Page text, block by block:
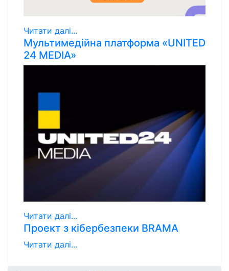
Читати далі...
Мультимедійна платформа «UNITED
24 MEDIA»
Читати далі...
Проект з кібербезпеки BRAMA
Читати далі...